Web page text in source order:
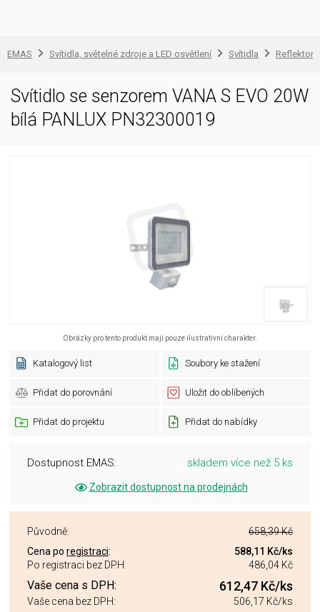
EMAS Svítidla, světelné zdroje a LED osvětlení Svítidla
Svítidlo se senzorem VANA S EVO 20W
bílá PANLUX PN32300019
Obrázky pro tento produkt mají pouze ilustrativní charakter.
Katalogový list Soubory ke stažení
Přidat do porovnání Uložit do oblíbených
Přidat do projektu Přidat do nabídky
Dostupnost EMAS: skladem více než 5 ks
Zobrazit dostupnost na prodejnách
Původně:
658,39 Kč
Cena po registraci: 588,11 Kč/ks
Po registraci bez DPH:
486,04 Kč
Vaše cena s DPH: 612,47 Kč/ks
Vaše cena bez DPH: 506,17 Kč/ks